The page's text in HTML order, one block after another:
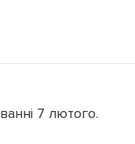
7 лютого.